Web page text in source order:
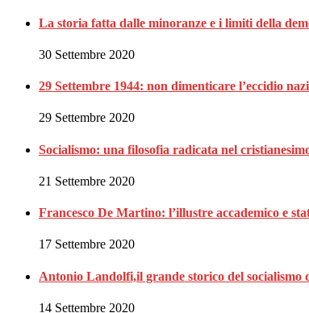
La storia fatta dalle minoranze e i limiti della
30 Settembre 2020
29 Settembre 1944: non dimenticare l’eccidio
29 Settembre 2020
Socialismo: una filosofia radicata nel
21 Settembre 2020
Francesco De Martino: l’illustre accademico e
17 Settembre 2020
Antonio Landolfi,il grande storico del socialismo
14 Settembre 2020